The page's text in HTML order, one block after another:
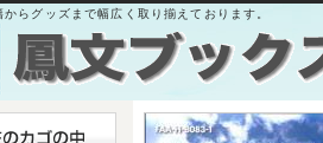
らグッズまで幅広く取り揃えております。